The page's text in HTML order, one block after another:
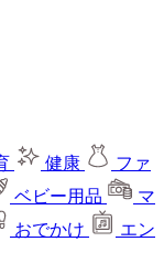
健康
ファ
ベビー用品
マ
おでかけ
エン